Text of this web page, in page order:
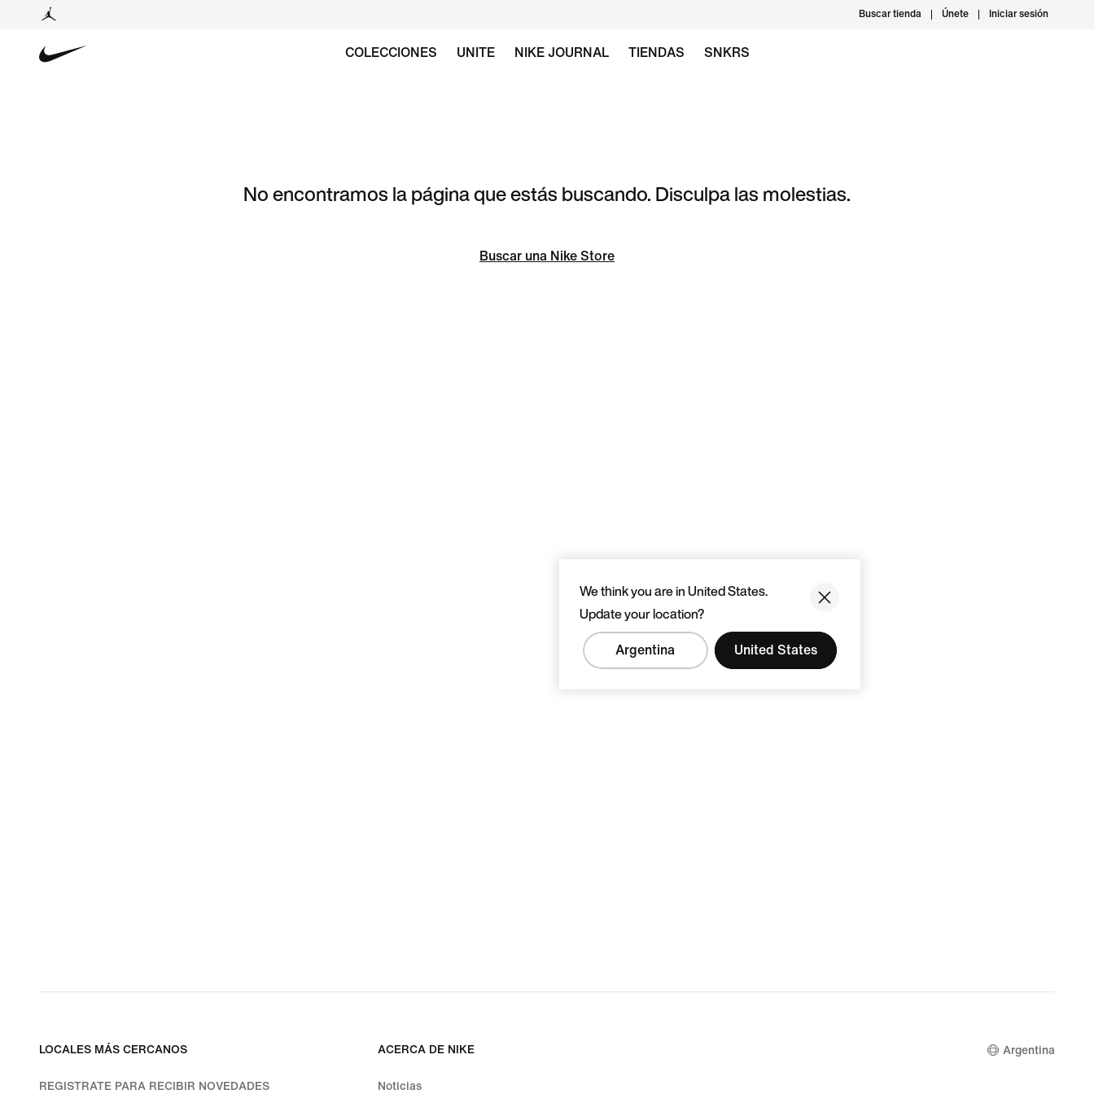
We think you are in United States.
Update your location?
Argentina United States
Buscar tienda Únete Iniciar sesión
COLECCIONES UNITE NIKE JOURNAL TIENDAS SNKRS
No encontramos la página que estás buscando. Disculpa las molestias.
Buscar una Nike Store
LOCALES MÁS CERCANOS
REGISTRATE PARA RECIBIR NOVEDADES
ACERCA DE NIKE
Noticias
Argentina